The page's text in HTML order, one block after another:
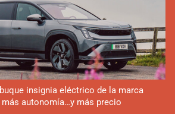
insignia eléctrico de la marca
autonomía…y más precio